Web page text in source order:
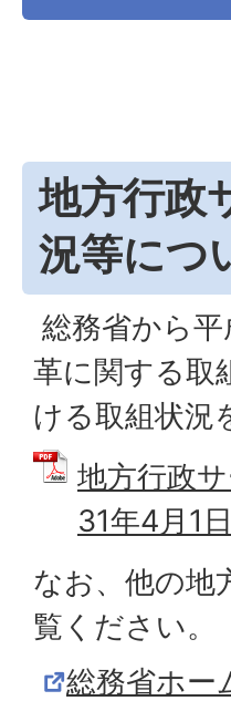
地方行政
況等につ
総務省から
革に関する取
ける取組状況
地方行政
31年4月1
なお、他の地
覧ください。
総務省ホー